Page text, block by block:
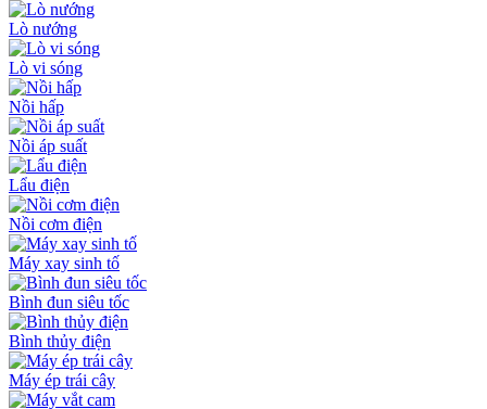
Lò nướng
Lò vi sóng
Nồi hấp
Nồi áp suất
Lẩu điện
Nồi cơm điện
Máy xay sinh tố
Bình đun siêu tốc
Bình thủy điện
Máy ép trái cây